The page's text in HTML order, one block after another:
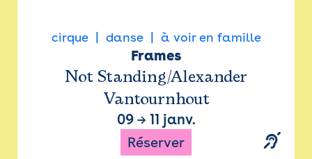
cirque danse à voir en famille
Frames
Not Standing/Alexander
Vantournhout
09→ 11 janv.
Réserver